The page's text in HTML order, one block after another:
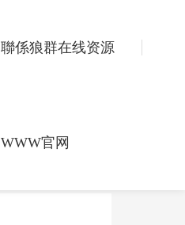
聯係狼群在线资源
WWW官网